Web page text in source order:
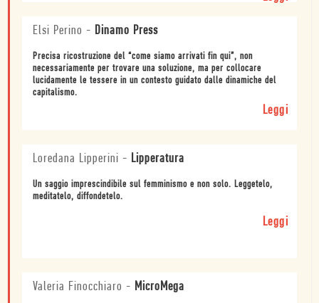
Elsi Perino - Dinamo Press
Precisa ricostruzione del “come siamo arrivati fin qui”, non
necessariamente per trovare una soluzione, ma per collocare
lucidamente le tessere in un contesto guidato dalle dinamiche del
capitalismo.
Leggi
Loredana Lipperini - Lipperatura
Un saggio imprescindibile sul femminismo e non solo. Leggetelo,
meditatelo, diffondetelo.
Leggi
Valeria Finocchiaro - MicroMega